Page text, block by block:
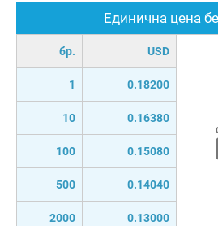
Единична цена
бр. USD
1 0.18200
10 0.16380
100 0.15080
500 0.14040
2000 0.13000